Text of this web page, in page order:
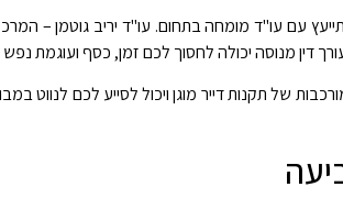
עם עו"ד מומחה בתחום. עו"ד יריב גוטמן –
דין מנוסה יכולה לחסוך לכם זמן, כסף ועוגמת
של תקנות דייר מוגן ויכול לסייע לכם